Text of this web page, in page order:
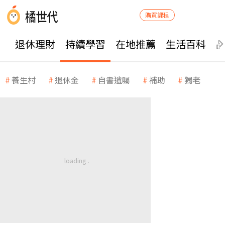
購買課程
退休理財 持續學習 在地推薦 生活百科
養生村 退休金 自書遺囑 補助 獨老